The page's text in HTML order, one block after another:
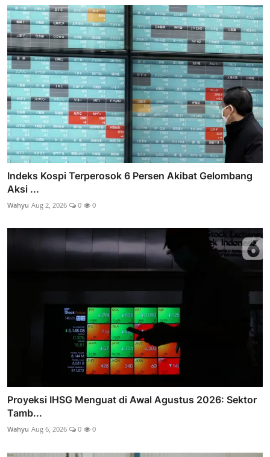
Indeks Kospi Terperosok 6 Persen Akibat Gelombang
Aksi ...
Wahyu Aug 2, 2026 0 0
Proyeksi IHSG Menguat di Awal Agustus 2026: Sektor
Tamb...
Wahyu Aug 6, 2026 0 0